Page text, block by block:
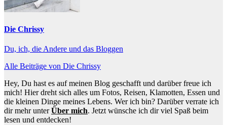
Die Chrissy
Du, ich, die Andere und das Bloggen
Alle Beiträge von Die Chrissy
Hey, Du hast es auf meinen Blog geschafft und darüber freue ich
mich! Hier dreht sich alles um Fotos, Reisen, Klamotten, Essen und
die kleinen Dinge meines Lebens. Wer ich bin? Darüber verrate ich
dir mehr unterÜber mich. Jetzt wünsche ich dir viel Spaß beim
lesen und entdecken!